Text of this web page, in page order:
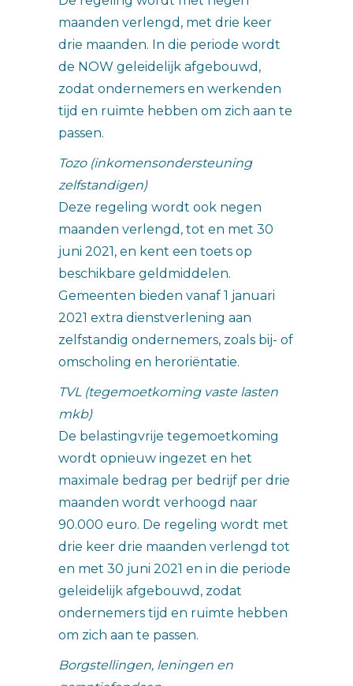
maanden verlengd, met drie keer
drie maanden. In die periode wordt
de NOW geleidelijk afgebouwd,
zodat ondernemers en werkenden
tijd en ruimte hebben om zich aan te
passen.
Tozo (inkomensondersteuning
zelfstandigen)
Deze regeling wordt ook negen
maanden verlengd, tot en met 30
juni 2021, en kent een toets op
beschikbare geldmiddelen.
Gemeenten bieden vanaf 1 januari
2021 extra dienstverlening aan
zelfstandig ondernemers, zoals bij- of
omscholing en heroriëntatie.
TVL (tegemoetkoming vaste lasten
mkb)
De belastingvrije tegemoetkoming
wordt opnieuw ingezet en het
maximale bedrag per bedrijf per drie
maanden wordt verhoogd naar
90.000 euro. De regeling wordt met
drie keer drie maanden verlengd tot
en met 30 juni 2021 en in die periode
geleidelijk afgebouwd, zodat
ondernemers tijd en ruimte hebben
om zich aan te passen.
Borgstellingen, leningen en